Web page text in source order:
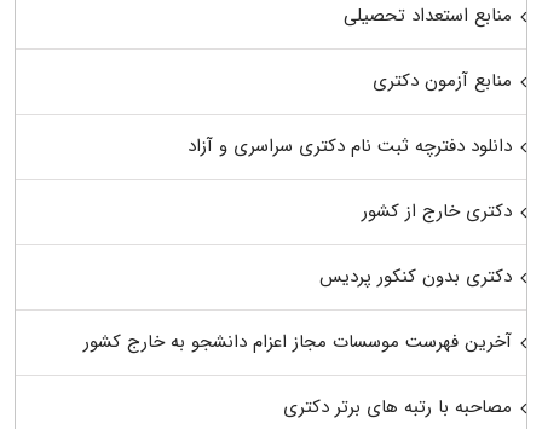
منابع استعداد تحصیلی
منابع آزمون دکتری
دانلود دفترچه ثبت نام دکتری سراسری و آزاد
دکتری خارج از کشور
دکتری بدون کنکور پردیس
آخرین فهرست موسسات مجاز اعزام دانشجو به خارج کشور
مصاحبه با رتبه های برتر دکتری